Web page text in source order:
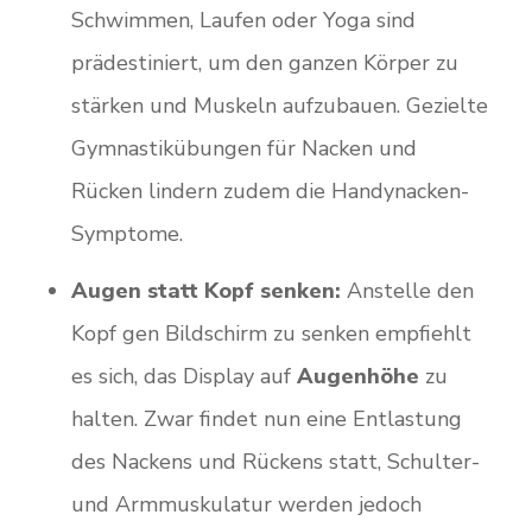
Schwimmen, Laufen oder Yoga sind
prädestiniert, um den ganzen Körper zu
stärken und Muskeln aufzubauen. Gezielte
Gymnastikübungen für Nacken und
Rücken lindern zudem die Handynacken-
Symptome.
Augen statt Kopf senken: Anstelle den
Kopf gen Bildschirm zu senken empfiehlt
es sich, das Display auf Augenhöhe zu
halten. Zwar findet nun eine Entlastung
des Nackens und Rückens statt, Schulter-
und Armmuskulatur werden jedoch